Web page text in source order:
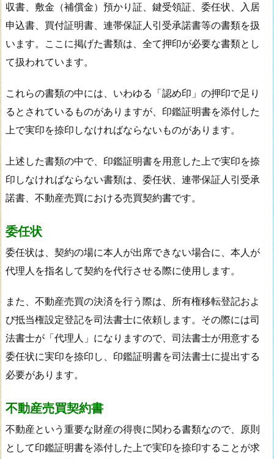
収書、敷金（補償金）預かり証、鍵受領証、委任状、入居
申込書、買付証明書、連帯保証人引受承諾書等の書類を扱
います。ここに掲げた書類は、全て押印が必要な書類とし
て扱われています。
これらの書類の中には、いわゆる「認め印」の押印で足り
るとされているものがありますが、印鑑証明書を添付した
上で実印を捺印しなければならないものがあります。
上述した書類の中で、印鑑証明書を用意した上で実印を捺
印しなければならない書類は、委任状、連帯保証人引受承
諾書、不動産売買における売買契約書です。
委任状
委任状は、契約の場に本人が出席できない場合に、本人が
代理人を指名して契約を代行させる際に使用します。
また、不動産売買の決済を行う際は、所有権移転登記およ
び抵当権設定登記を司法書士に依頼します。その際には司
法書士が「代理人」になりますので、司法書士が用意する
委任状に実印を捺印し、印鑑証明書を司法書士に提出する
必要があります。
不動産売買契約書
不動産という重要な財産の得喪に関わる書類なので、原則
として印鑑証明書を添付した上で実印を捺印することが求